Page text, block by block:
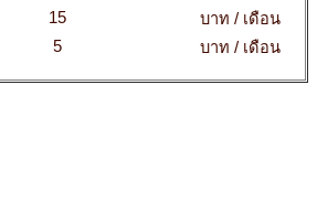
15
บาท / เดือน
5 บาท / เดือน